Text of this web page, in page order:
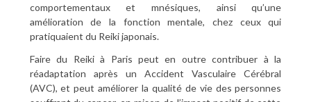
comportementaux et mnésiques, ainsi qu’une
amélioration de la fonction mentale, chez ceux qui
pratiquaient du Reiki japonais.
Faire du Reiki à Paris peut en outre contribuer à la
réadaptation après un Accident Vasculaire Cérébral
(AVC), et peut améliorer la qualité de vie des personnes